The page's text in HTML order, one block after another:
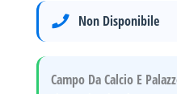
Non Disponibile
Campo Da Calcio E